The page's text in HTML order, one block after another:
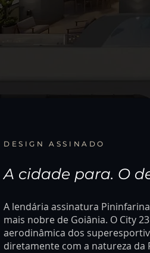
DESIGN ASSINADO
A cidade para. O
A lendária assinatura
mais nobre de Goiânia. O City
aerodinâmica dos
diretamente com a natureza da